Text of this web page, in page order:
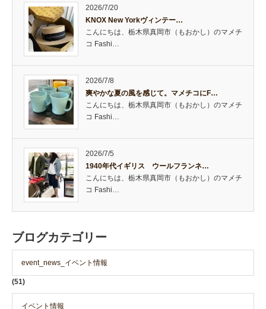
2026/7/20
KNOX New Yorkヴィンテー…
こんにちは、栃木県真岡市（もおかし）のマメチ
コ Fashi…
2026/7/8
爽やかな夏の風を感じて。マメチコにF…
こんにちは、栃木県真岡市（もおかし）のマメチ
コ Fashi…
2026/7/5
1940年代イギリス ウールフランネ…
こんにちは、栃木県真岡市（もおかし）のマメチ
コ Fashi…
ブログカテゴリー
event_news_イベント情報
(51)
イベント情報